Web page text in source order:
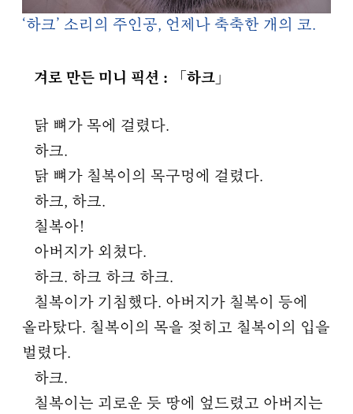
‘하크’ 소리의 주인공, 언제나 축축한 개의 코.
겨로 만든 미니 픽션 : 「하크」
닭 뼈가 목에 걸렸다.
하크.
닭 뼈가 칠복이의 목구멍에 걸렸다.
하크, 하크.
칠복아!
아버지가 외쳤다.
하크. 하크 하크 하크.
칠복이가 기침했다. 아버지가 칠복이 등에
올라탔다. 칠복이의 목을 젖히고 칠복이의 입을
벌렸다.
하크.
칠복이는 괴로운 듯 땅에 엎드렸고 아버지는